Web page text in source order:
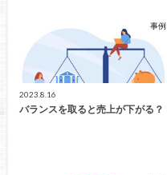
事例
2023.8.16
バランスを取ると売上が下がる？